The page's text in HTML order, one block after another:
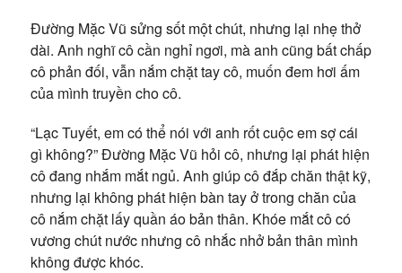
Đường Mặc Vũ sửng sốt một chút, nhưng lại nhẹ thở
dài. Anh nghĩ cô cần nghỉ ngơi, mà anh cũng bất chấp
cô phản đối, vẫn nắm chặt tay cô, muốn đem hơi ấm
của mình truyền cho cô.
“Lạc Tuyết, em có thể nói với anh rốt cuộc em sợ cái
gì không?” Đường Mặc Vũ hỏi cô, nhưng lại phát hiện
cô đang nhắm mắt ngủ. Anh giúp cô đắp chăn thật kỹ,
nhưng lại không phát hiện bàn tay ở trong chăn của
cô nắm chặt lấy quần áo bản thân. Khóe mắt cô có
vương chút nước nhưng cô nhắc nhở bản thân mình
không được khóc.